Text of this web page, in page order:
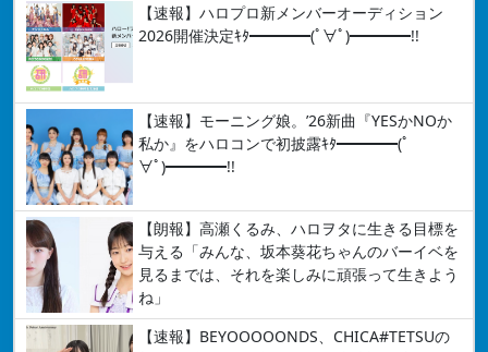
【速報】ハロプロ新メンバーオーディション
2026開催決定ｷﾀ━━━━(ﾟ∀ﾟ)━━━━!!
【速報】モーニング娘。’26新曲『YESかNOか
私か』をハロコンで初披露ｷﾀ━━━━(ﾟ
∀ﾟ)━━━━!!
【朗報】高瀬くるみ、ハロヲタに生きる目標を
与える「みんな、坂本葵花ちゃんのバーイベを
見るまでは、それを楽しみに頑張って生きよう
ね」
【速報】BEYOOOOONDS、CHICA#TETSUの